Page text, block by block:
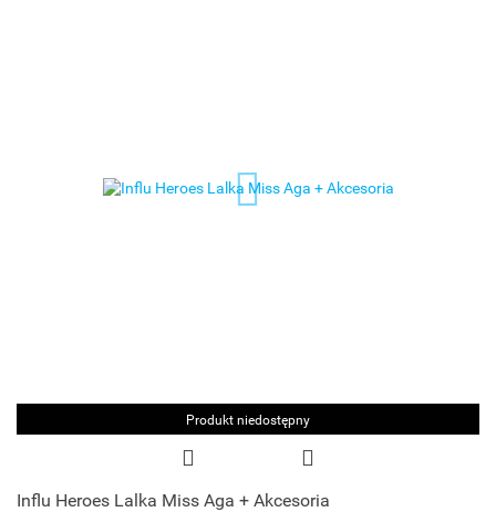
Produkt niedostępny
Influ Heroes Lalka Miss Aga + Akcesoria